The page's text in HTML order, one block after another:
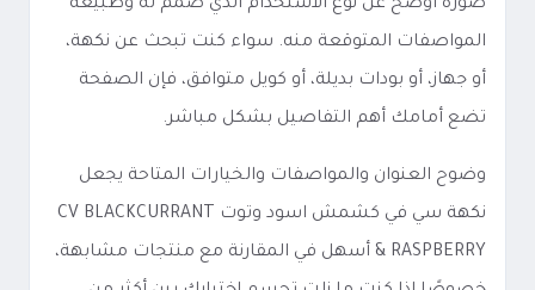
صورة أوضح عن نوع الاستخدام الذي صُمم له وطبيعة
المواصفات المتوقعة منه. سواء كنت تبحث عن نكهة،
أو جهاز، أو بودات بديلة، أو كويل متوافق، فإن الصفحة
تضع أمامك أهم التفاصيل بشكل مباشر.
وضوح العنوان والمواصفات والخيارات المتاحة يجعل
نكهة سي في كشمش اسود وتوت CV BLACKCURRANT
& RASPBERRY أسهل في المقارنة مع منتجات مشابهة،